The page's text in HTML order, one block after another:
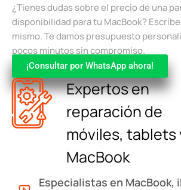
¿Tienes dudas sobre el precio de una
disponibilidad para tu MacBook?
mismo. Te damos presupuesto
pocos minutos sin compromiso.
¡Consultar por WhatsApp ahora!
Expertos en
reparación de
móviles, tablets
MacBook
Especialistas en MacBook,